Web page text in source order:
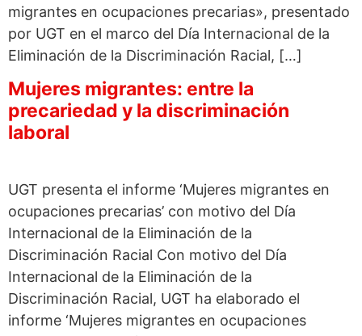
migrantes en ocupaciones precarias», presentado
por UGT en el marco del Día Internacional de la
Eliminación de la Discriminación Racial, […]
Mujeres migrantes: entre la
precariedad y la discriminación
laboral
UGT presenta el informe ‘Mujeres migrantes en
ocupaciones precarias’ con motivo del Día
Internacional de la Eliminación de la
Discriminación Racial Con motivo del Día
Internacional de la Eliminación de la
Discriminación Racial, UGT ha elaborado el
informe ‘Mujeres migrantes en ocupaciones